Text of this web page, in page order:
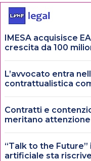
IMESA acquisisce
crescita da 100
L’avvocato entra
contrattualistica
Contratti e
meritano attenzione
“Talk to the Future”
artificiale sta